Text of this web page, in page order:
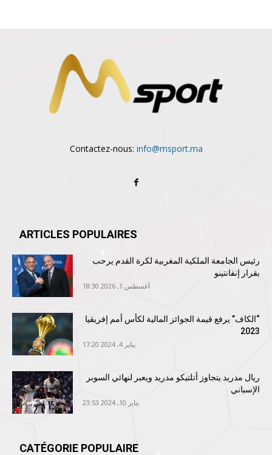
Contactez-nous: info@msport.ma
ARTICLES POPULAIRES
رئيس الجامعة الملكية المغربية لكرة القدم يرحب
بقرار إنفانتينو
أغسطس 1, 2026 18:30
“الكاف” يرفع قيمة الجوائز المالية لكأس أمم إفريقيا
2023
يناير 4, 2024 17:20
ريال مدريد يتجاوز أتلتيكو مدريد ويعبر لنهائي السوبر
الإسباني
يناير 10, 2024 23:53
CATÉGORIE POPULAIRE